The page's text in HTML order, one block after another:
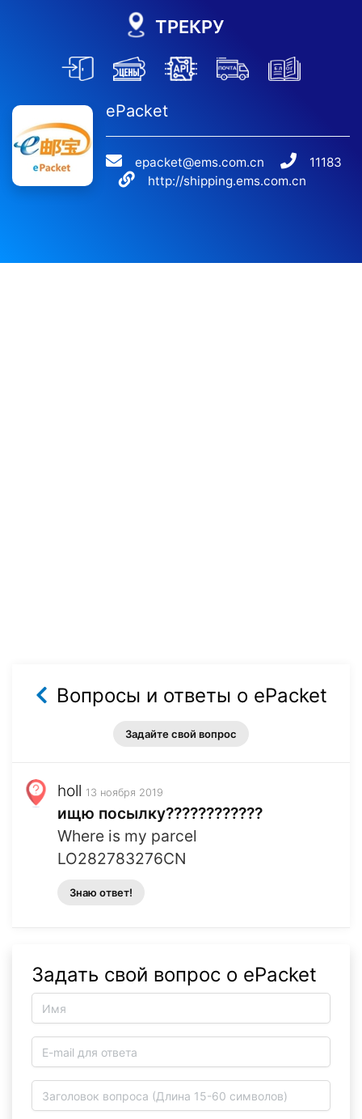
ТРЕКРУ
ePacket
epacket@ems.com.cn
11183
http://shipping.ems.com.cn
Вопросы и ответы о ePacket
Задайте свой вопрос
holl 13 ноября 2019
ищю посылку????????????
Where is my parcel
LO282783276CN
Знаю ответ!
Задать свой вопрос о ePacket